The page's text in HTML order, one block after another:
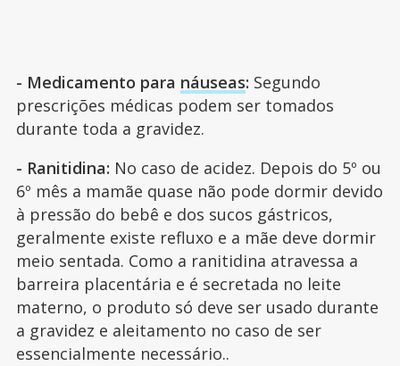
- Medicamento para náuseas: Segundo
prescrições médicas podem ser tomados
durante toda a gravidez.
- Ranitidina: No caso de acidez. Depois do 5º ou
6º mês a mamãe quase não pode dormir devido
à pressão do bebê e dos sucos gástricos,
geralmente existe refluxo e a mãe deve dormir
meio sentada. Como a ranitidina atravessa a
barreira placentária e é secretada no leite
materno, o produto só deve ser usado durante
a gravidez e aleitamento no caso de ser
essencialmente necessário..